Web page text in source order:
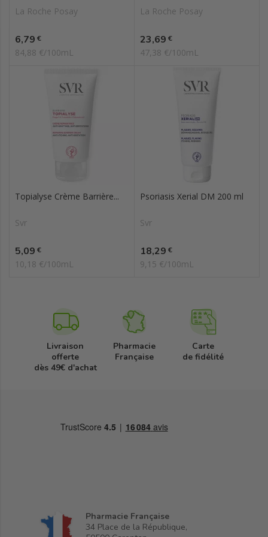
La Roche Posay
Prix
6,79 €
84,88 €/100mL
La Roche Posay
Prix
23,69 €
47,38 €/100mL
Topialyse Crème Barrière...
Svr
Prix
5,09 €
10,18 €/100mL
Psoriasis Xerial DM 200 ml
Svr
Prix
18,29 €
9,15 €/100mL
Livraison
offerte
dès 49€ d'achat
Pharmacie
Française
Carte
de fidélité
Pharmacie Française
34 Place de la République,